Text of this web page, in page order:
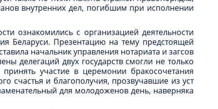
внутренних дел, погибшим при исполнении
ознакомились с организацией деятельности
Беларуси. Презентацию на тему предстоящей
начальник управления нотариата и загсов
делегаций двух государств смогли не только
участие в церемонии бракосочетания
счастья и благополучия, прозвучавшие из уст
для молодоженов день, наверняка